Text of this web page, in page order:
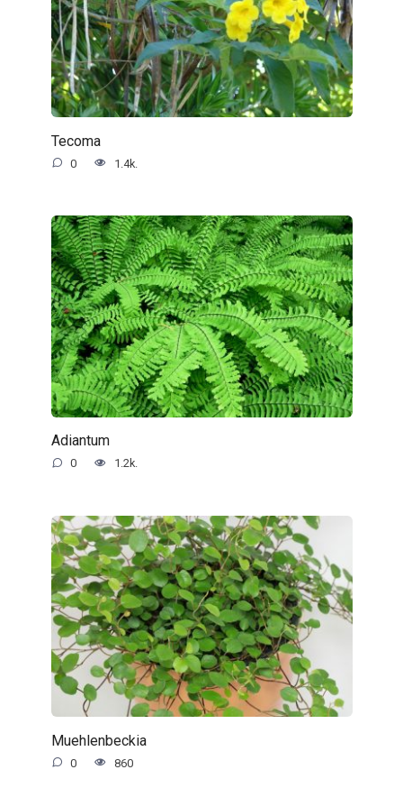
Tecoma
0 1.4k.
Adiantum
0 1.2k.
Muehlenbeckia
0 860